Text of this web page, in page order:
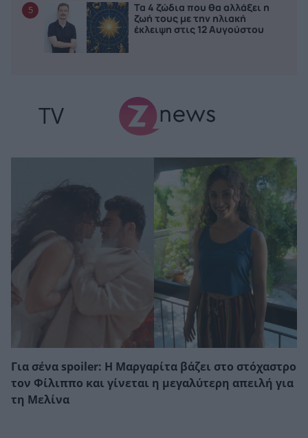
5
Τα 4 ζώδια που θα αλλάξει η
ζωή τους με την ηλιακή
έκλειψη στις 12 Αυγούστου
TV
Για σένα spoiler: Η Μαργαρίτα βάζει στο στόχαστρο
τον Φίλιππο και γίνεται η μεγαλύτερη απειλή για
τη Μελίνα